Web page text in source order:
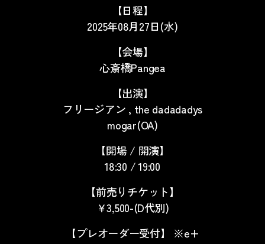
【日程】
2025年08月27日(水)
【会場】
心斎橋Pangea
【出演】
フリージアン , the dadadadys
mogar(OA)
【開場 / 開演】
18:30 / 19:00
【前売りチケット】
￥3,500-(D代別)
【プレオーダー受付】 ※e+